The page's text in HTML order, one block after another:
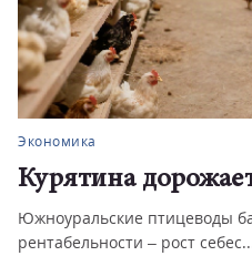
Экономика
Курятина
Южноуральские птицеводы
рентабельности – рост